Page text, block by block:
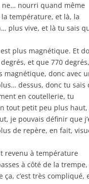
ne… nourri quand même
la température, et là, la
plus vive, et là tu sais
plus magnétique. Et
et que 770
magnétique, donc avec
dessus, donc tu sais
en coutellerie, tu
tout petit peu plus
je pouvais définir que
de repère, en fait,
revenu à température
à côté de la trempe,
ça, c’est très compliqué,